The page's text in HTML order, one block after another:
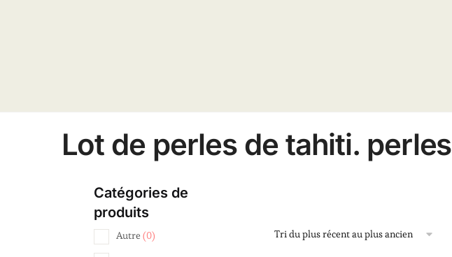
Lot de perles de tahiti. perles
Catégories de
produits
Autre (0)